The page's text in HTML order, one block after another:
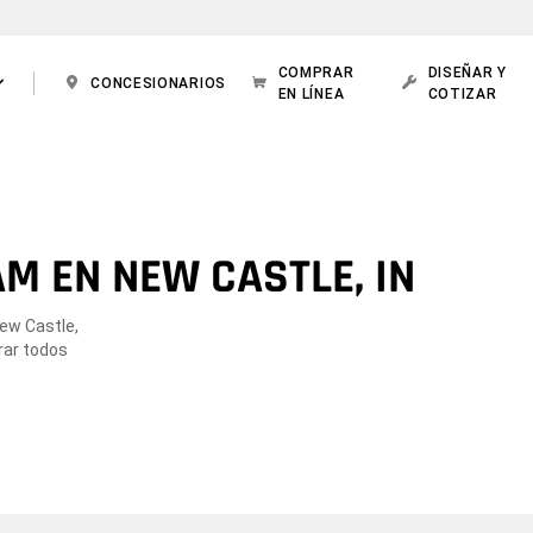
CONCESIONARIOS
COMPRAR
EN LÍNEA
DISEÑAR Y
COTIZAR
EN NEW CASTLE, IN
Castle,
todos